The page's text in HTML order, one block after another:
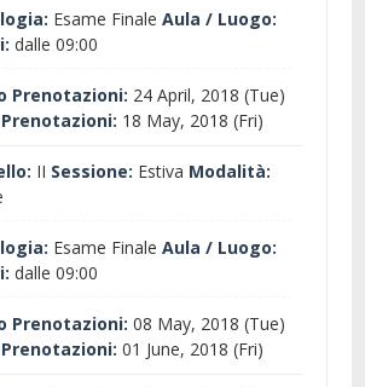
Esame Finale Aula / Luogo:
dalle 09:00
Prenotazioni: 24 April, 2018 (Tue)
Prenotazioni: 18 May, 2018 (Fri)
II Sessione: Estiva Modalità:
Esame Finale Aula / Luogo:
dalle 09:00
Prenotazioni: 08 May, 2018 (Tue)
Prenotazioni: 01 June, 2018 (Fri)